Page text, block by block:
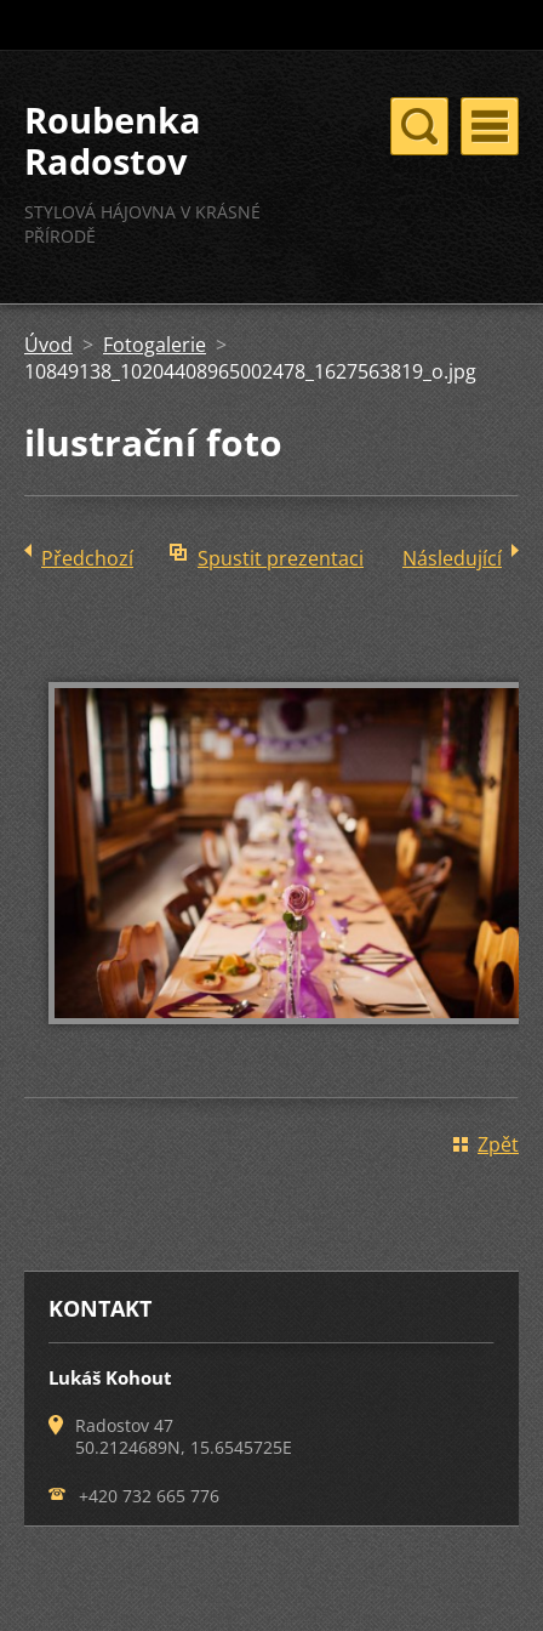
Roubenka
Radostov
STYLOVÁ HÁJOVNA V KRÁSNÉ
PŘÍRODĚ
Úvod >Fotogalerie >
10849138_10204408965002478_1627563819_o.jpg
ilustrační foto
Předchozí Spustit prezentaci Následující
Zpět
KONTAKT
Lukáš Kohout
Radostov 47
50.2124689N, 15.6545725E
+420 732 665 776